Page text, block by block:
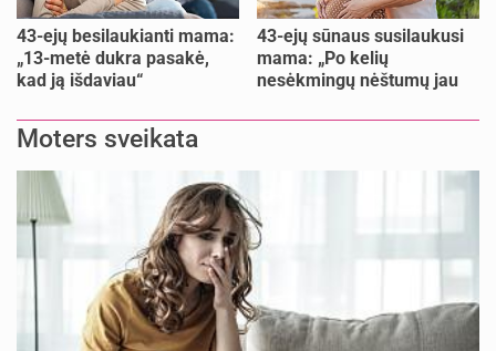
43-ejų besilaukianti mama:
„13-metė dukra pasakė,
kad ją išdaviau“
43-ejų sūnaus susilaukusi
mama: „Po kelių
nesėkmingų nėštumų jau
Moters sveikata